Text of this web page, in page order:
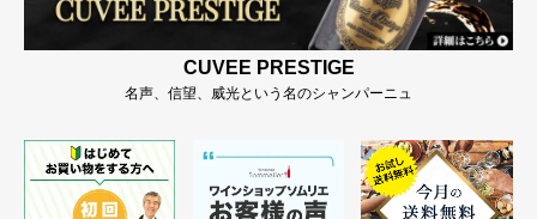
CUVEE PRESTIGE
名声、信望、威光という名のシャンパーニュ